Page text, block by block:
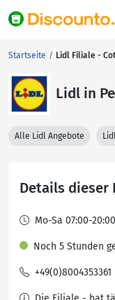
Startseite Lidl Filiale -
Lidl in
Alle Lidl Angebote
Details dieser
Mo-Sa 07:00-20:00
Noch 5 Stunden
+49(0)8004353361